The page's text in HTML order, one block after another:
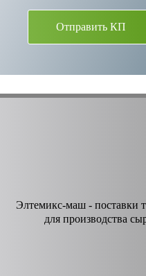
Отправить КП
Элтемикс-маш - поставки
для производства